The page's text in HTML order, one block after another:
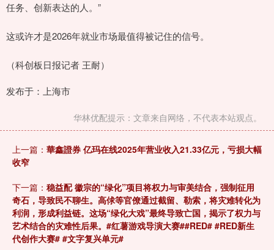
任务、创新表达的人。”
这或许才是2026年就业市场最值得被记住的信号。
（科创板日报记者 王耐）
发布于：上海市
华林优配提示：文章来自网络，不代表本站观点。
上一篇： 華鑫證券 亿玛在线2025年营业收入21.33亿元，亏损大幅
收窄
下一篇： 稳益配 徽宗的“绿化”项目将权力与审美结合，强制征用
奇石，导致民不聊生。高俅等官僚通过截留、勒索，将灾难转化为
利润，形成利益链。这场“绿化大戏”最终导致亡国，揭示了权力与
艺术结合的灾难性后果。#红薯游戏导演大赛##RED# #RED新生
代创作大赛# #文字复兴单元#